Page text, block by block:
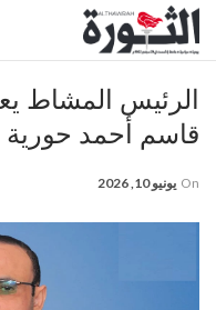
الرئيس المشاط
قاسم أحمد حورية
On يونيو 10, 2026